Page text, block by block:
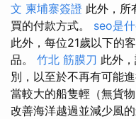
文 柬埔寨簽證 此外，所
買的付款方式。 seo是
此外，每位21歲以下的
品。 竹北 筋膜刀 此外
別，以至於不再有可能
當較大的船隻輕（無貨
改善海洋越過並減少風